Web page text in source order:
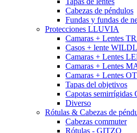
Cabezas de péndulos
Fundas y fundas de
Protecciones LLUVIA
Camaras + Lentes
Casos + lente
Camaras + Lentes
Camaras + Lentes
Camaras + Lentes
Tapas del objetivos
Capotas semirrígidas
Diverso
Rótulas & Cabezas de
Cabezas commuter
Rótulas - GITZO